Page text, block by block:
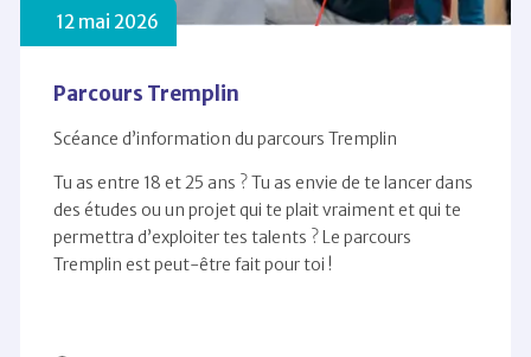
12 mai 2026
Parcours Tremplin
Scéance d’information du parcours Tremplin
Tu as entre 18 et 25 ans ? Tu as envie de te lancer dans
des études ou un projet qui te plait vraiment et qui te
permettra d’exploiter tes talents ? Le parcours
Tremplin est peut-être fait pour toi !